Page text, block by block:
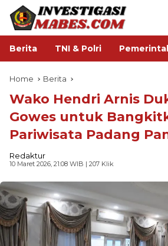
Berita TNI & Polri
Home Berita
Wako Hendri Arnis
Gowes untuk
Pariwisata Padang
Redaktur
10 Maret 2026, 21:08 WIB | 207 Klik